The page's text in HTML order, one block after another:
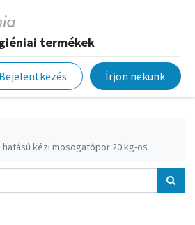
termékek
Bejelentkezés Írjon nekünk
kézi mosogatópor 20 kg-os